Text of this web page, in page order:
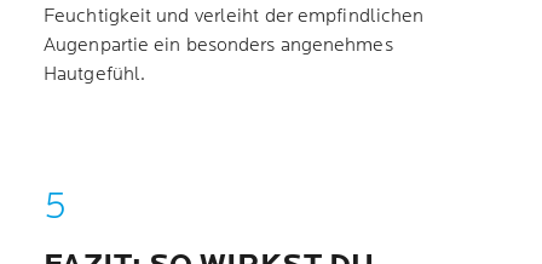
Feuchtigkeit und verleiht der empfindlichen
Augenpartie ein besonders angenehmes
Hautgefühl.